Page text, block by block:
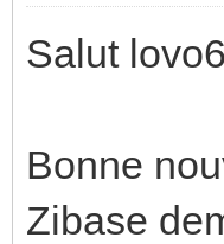
Salut
Bonne
Zibase